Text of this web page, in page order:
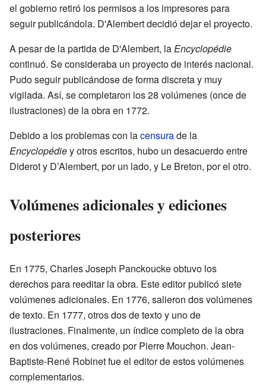
el gobierno retiró los permisos a los impresores para
seguir publicándola. D'Alembert decidió dejar el proyecto.
A pesar de la partida de D'Alembert, laEncyclopédie
continuó. Se consideraba un proyecto de interés nacional.
Pudo seguir publicándose de forma discreta y muy
vigilada. Así, se completaron los 28 volúmenes (once de
ilustraciones) de la obra en 1772.
Debido a los problemas con lacensurade la
Encyclopédiey otros escritos, hubo un desacuerdo entre
Diderot y D’Alembert, por un lado, y Le Breton, por el otro.
Volúmenes adicionales y ediciones
posteriores
En 1775, Charles Joseph Panckoucke obtuvo los
derechos para reeditar la obra. Este editor publicó siete
volúmenes adicionales. En 1776, salieron dos volúmenes
de texto. En 1777, otros dos de texto y uno de
ilustraciones. Finalmente, un índice completo de la obra
en dos volúmenes, creado por Pierre Mouchon. Jean-
Baptiste-René Robinet fue el editor de estos volúmenes
complementarios.